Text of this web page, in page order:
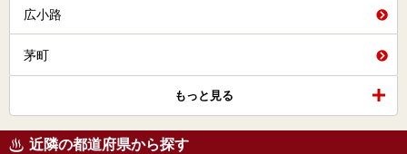
広小路
茅町
もっと見る
近隣の都道府県から探す